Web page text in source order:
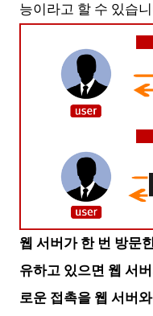
능이라고 할 수 있습
웹 서버가 한 번 방문
유하고 있으면 웹 서
로운 접촉을 웹 서버